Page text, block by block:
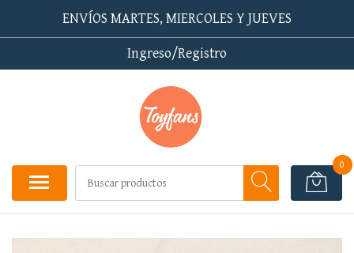
ENVÍOS MARTES, MIERCOLES Y JUEVES
Ingreso/Registro
0